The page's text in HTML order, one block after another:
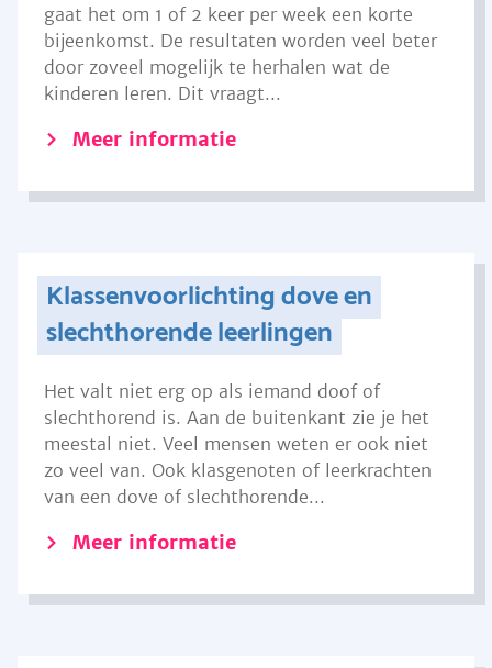
gaat het om 1 of 2 keer per week een korte
bijeenkomst. De resultaten worden veel beter
door zoveel mogelijk te herhalen wat de
kinderen leren. Dit vraagt...
Meer informatie
Klassenvoorlichting dove en
slechthorende leerlingen
Het valt niet erg op als iemand doof of
slechthorend is. Aan de buitenkant zie je het
meestal niet. Veel mensen weten er ook niet
zo veel van. Ook klasgenoten of leerkrachten
van een dove of slechthorende...
Meer informatie